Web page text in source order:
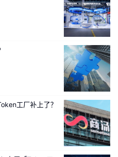
工厂补上了？